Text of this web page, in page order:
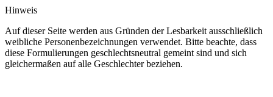
Hinweis
Auf dieser Seite werden aus Gründen der Lesbarkeit ausschließlich
weibliche Personenbezeichnungen verwendet. Bitte beachte, dass
diese Formulierungen geschlechtsneutral gemeint sind und sich
gleichermaßen auf alle Geschlechter beziehen.